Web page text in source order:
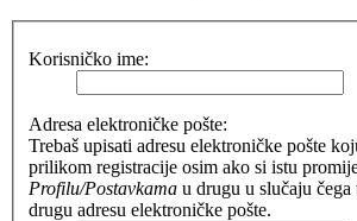
Korisničko ime:
Adresa elektroničke pošte:
Trebaš upisati adresu elektroničke pošte
prilikom registracije osim ako si istu
Profilu/Postavkama u drugu u slučaju
drugu adresu elektroničke pošte.